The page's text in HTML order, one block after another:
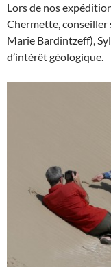
Lors de nos
Chermette, conseiller
Marie Bardintzeff),
d’intérêt géologique.